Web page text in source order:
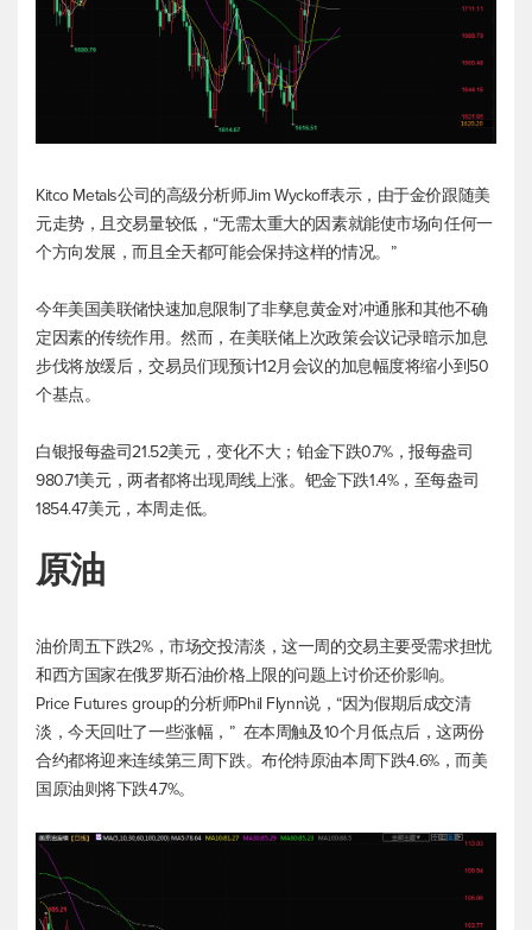
Kitco Metals公司的高级分析师Jim Wyckoff表示，由于金价跟随美
元走势，且交易量较低，“无需太重大的因素就能使市场向任何一
个方向发展，而且全天都可能会保持这样的情况。”
今年美国美联储快速加息限制了非孳息黄金对冲通胀和其他不确
定因素的传统作用。然而，在美联储上次政策会议记录暗示加息
步伐将放缓后，交易员们现预计12月会议的加息幅度将缩小到50
个基点。
白银报每盎司21.52美元，变化不大；铂金下跌0.7%，报每盎司
980.71美元，两者都将出现周线上涨。钯金下跌1.4%，至每盎司
1854.47美元，本周走低。
原油
油价周五下跌2%，市场交投清淡，这一周的交易主要受需求担忧
和西方国家在俄罗斯石油价格上限的问题上讨价还价影响。
Price Futures group的分析师Phil Flynn说，“因为假期后成交清
淡，今天回吐了一些涨幅，” 在本周触及10个月低点后，这两份
合约都将迎来连续第三周下跌。布伦特原油本周下跌4.6%，而美
国原油则将下跌4.7%。